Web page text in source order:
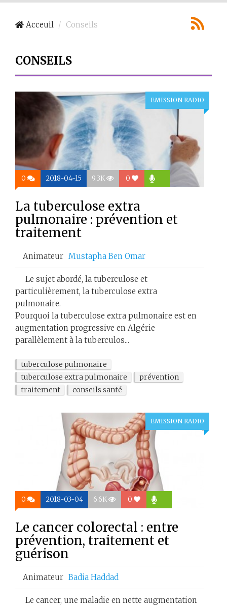
Acceuil Conseils
CONSEILS
EMISSION RADIO
0 2018-04-15 9.3K 0
La tuberculose extra
pulmonaire : prévention et
traitement
Animateur Mustapha Ben Omar
Le sujet abordé, la tuberculose et
particulièrement, la tuberculose extra
pulmonaire.
Pourquoi la tuberculose extra pulmonaire est en
augmentation progressive en Algérie
parallèlement à la tuberculos...
tuberculose pulmonaire
tuberculose extra pulmonaire
prévention
traitement
conseils santé
EMISSION RADIO
0 2018-03-04 6.6K 0
Le cancer colorectal : entre
prévention, traitement et
guérison
Animateur Badia Haddad
Le cancer, une maladie en nette augmentation